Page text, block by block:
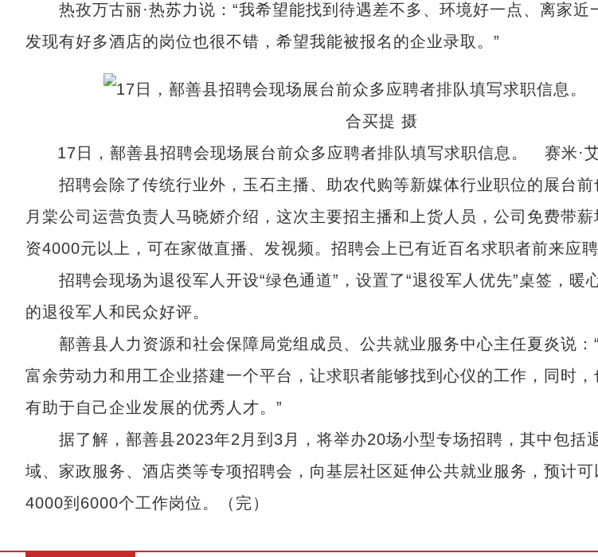
热孜万古丽·热苏力说：“我希望能找到待遇差不多、环境好一点、离家近
发现有好多酒店的岗位也很不错，希望我能被报名的企业录取。”
17日，鄯善县招聘会现场展台前众多应聘者排队填写求职信息。 赛米·
招聘会除了传统行业外，玉石主播、助农代购等新媒体行业职位的展台前
月棠公司运营负责人马晓娇介绍，这次主要招主播和上货人员，公司免费带
资4000元以上，可在家做直播、发视频。招聘会上已有近百名求职者前来应聘
招聘会现场为退役军人开设“绿色通道”，设置了“退役军人优先”桌签，暖
的退役军人和民众好评。
鄯善县人力资源和社会保障局党组成员、公共就业服务中心主任夏炎说：
富余劳动力和用工企业搭建一个平台，让求职者能够找到心仪的工作，同时，
有助于自己企业发展的优秀人才。”
据了解，鄯善县2023年2月到3月，将举办20场小型专场招聘，其中包括
域、家政服务、酒店类等专项招聘会，向基层社区延伸公共就业服务，预计
4000到6000个工作岗位。（完）